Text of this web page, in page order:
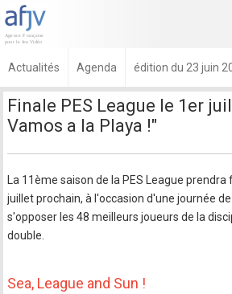
Actualités Agenda édition du 23 juin
Finale PES League le 1er
Vamos a la Playa !"
La 11ème saison de la PES League
juillet prochain, à l'occasion d'une journée
s'opposer les 48 meilleurs joueurs de la
double.
Sea, League and Sun !